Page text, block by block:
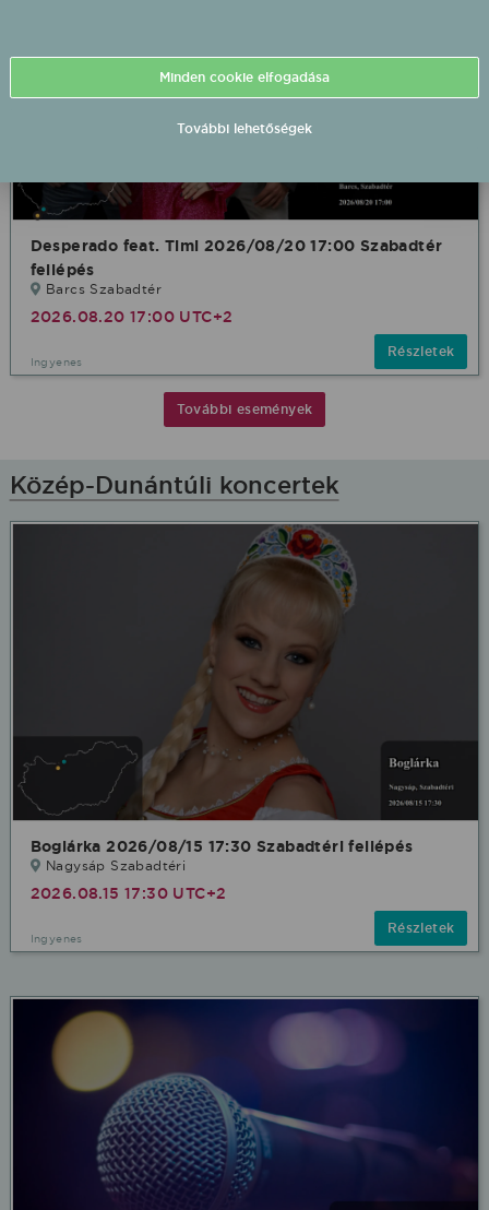
Desperado feat. Timi 2026/08/20 17:00 Szabadtér
fellépés
Barcs Szabadtér
2026.08.20 17:00 UTC+2
Ingyenes
Részletek
További események
Közép-Dunántúli koncertek
Boglárka 2026/08/15 17:30 Szabadtéri fellépés
Nagysáp Szabadtéri
2026.08.15 17:30 UTC+2
Ingyenes
Részletek
Minden cookie elfogadása
További lehetőségek